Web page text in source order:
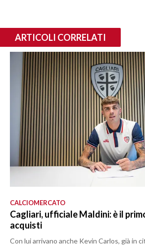
ARTICOLI CORRELATI
CALCIOMERCATO
Cagliari, ufficiale Maldini: è il
acquisti
Con lui arrivano anche Kevin Carlos, già in